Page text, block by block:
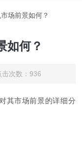
场前景如何？
如何？
次数：936
市场前景的详细分